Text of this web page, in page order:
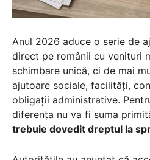
Anul 2026 aduce o serie de
direct pe românii cu venituri
schimbare unică, ci de mai
ajutoare sociale, facilități,
obligații administrative.
diferența nu va fi suma
trebuie dovedit dreptul la